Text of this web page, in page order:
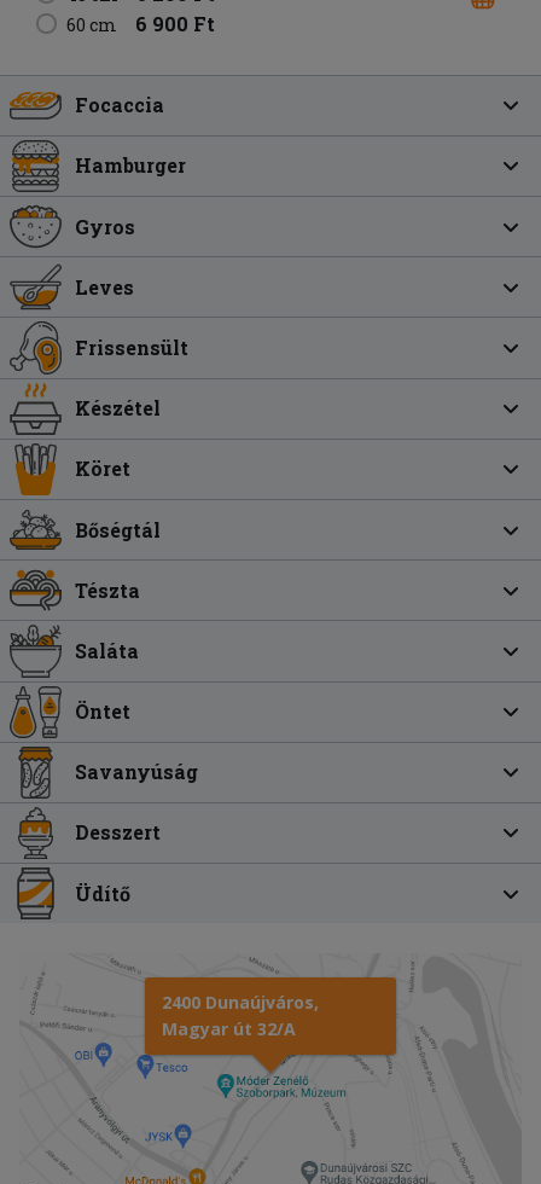
60 cm 6 900 Ft
Focaccia
Hamburger
Gyros
Leves
Frissensült
Készétel
Köret
Bőségtál
Tészta
Saláta
Öntet
Savanyúság
Desszert
Üdítő
2400 Dunaújváros,
Magyar út 32/A